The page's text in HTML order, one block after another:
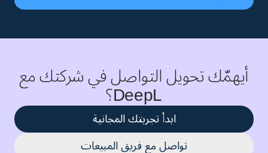
أيهمّك تحويل التواصل في شركتك مع
DeepL؟
ابدأ تجربتك المجانية
تواصل مع فريق المبيعات